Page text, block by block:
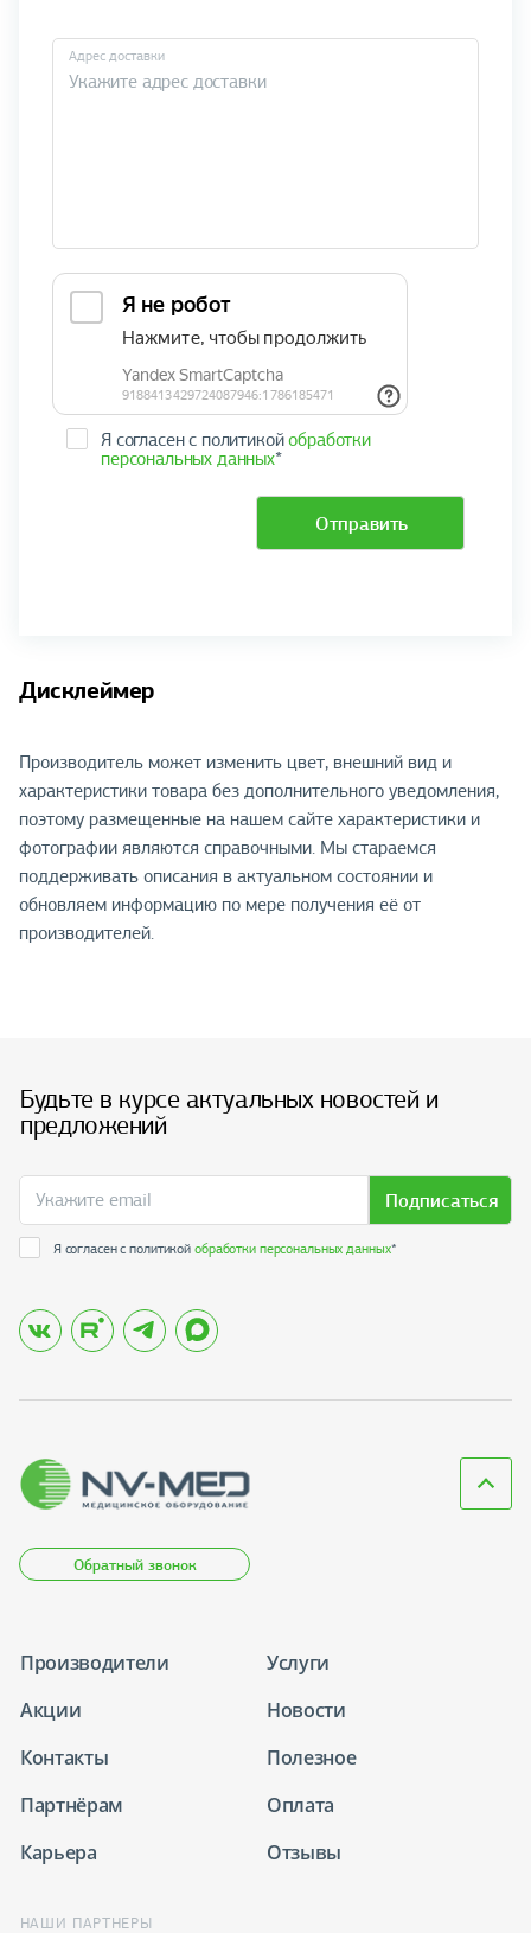
Адрес доставки
Я согласен с политикойобработки
персональных данных*
Отправить
Дисклеймер
Производитель может изменить цвет, внешний вид и
характеристики товара без дополнительного уведомления,
поэтому размещенные на нашем сайте характеристики и
фотографии являются справочными. Мы стараемся
поддерживать описания в актуальном состоянии и
обновляем информацию по мере получения её от
производителей.
Будьте в курсе актуальных новостей и
предложений
Подписаться
Я согласен с политикойобработки персональных данных*
Обратный звонок
Производители
Услуги
Акции
Новости
Контакты
Полезное
Партнёрам
Оплата
Карьера
Отзывы
НАШИ ПАРТНЕРЫ